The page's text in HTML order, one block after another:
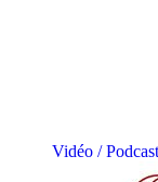
Vidéo /